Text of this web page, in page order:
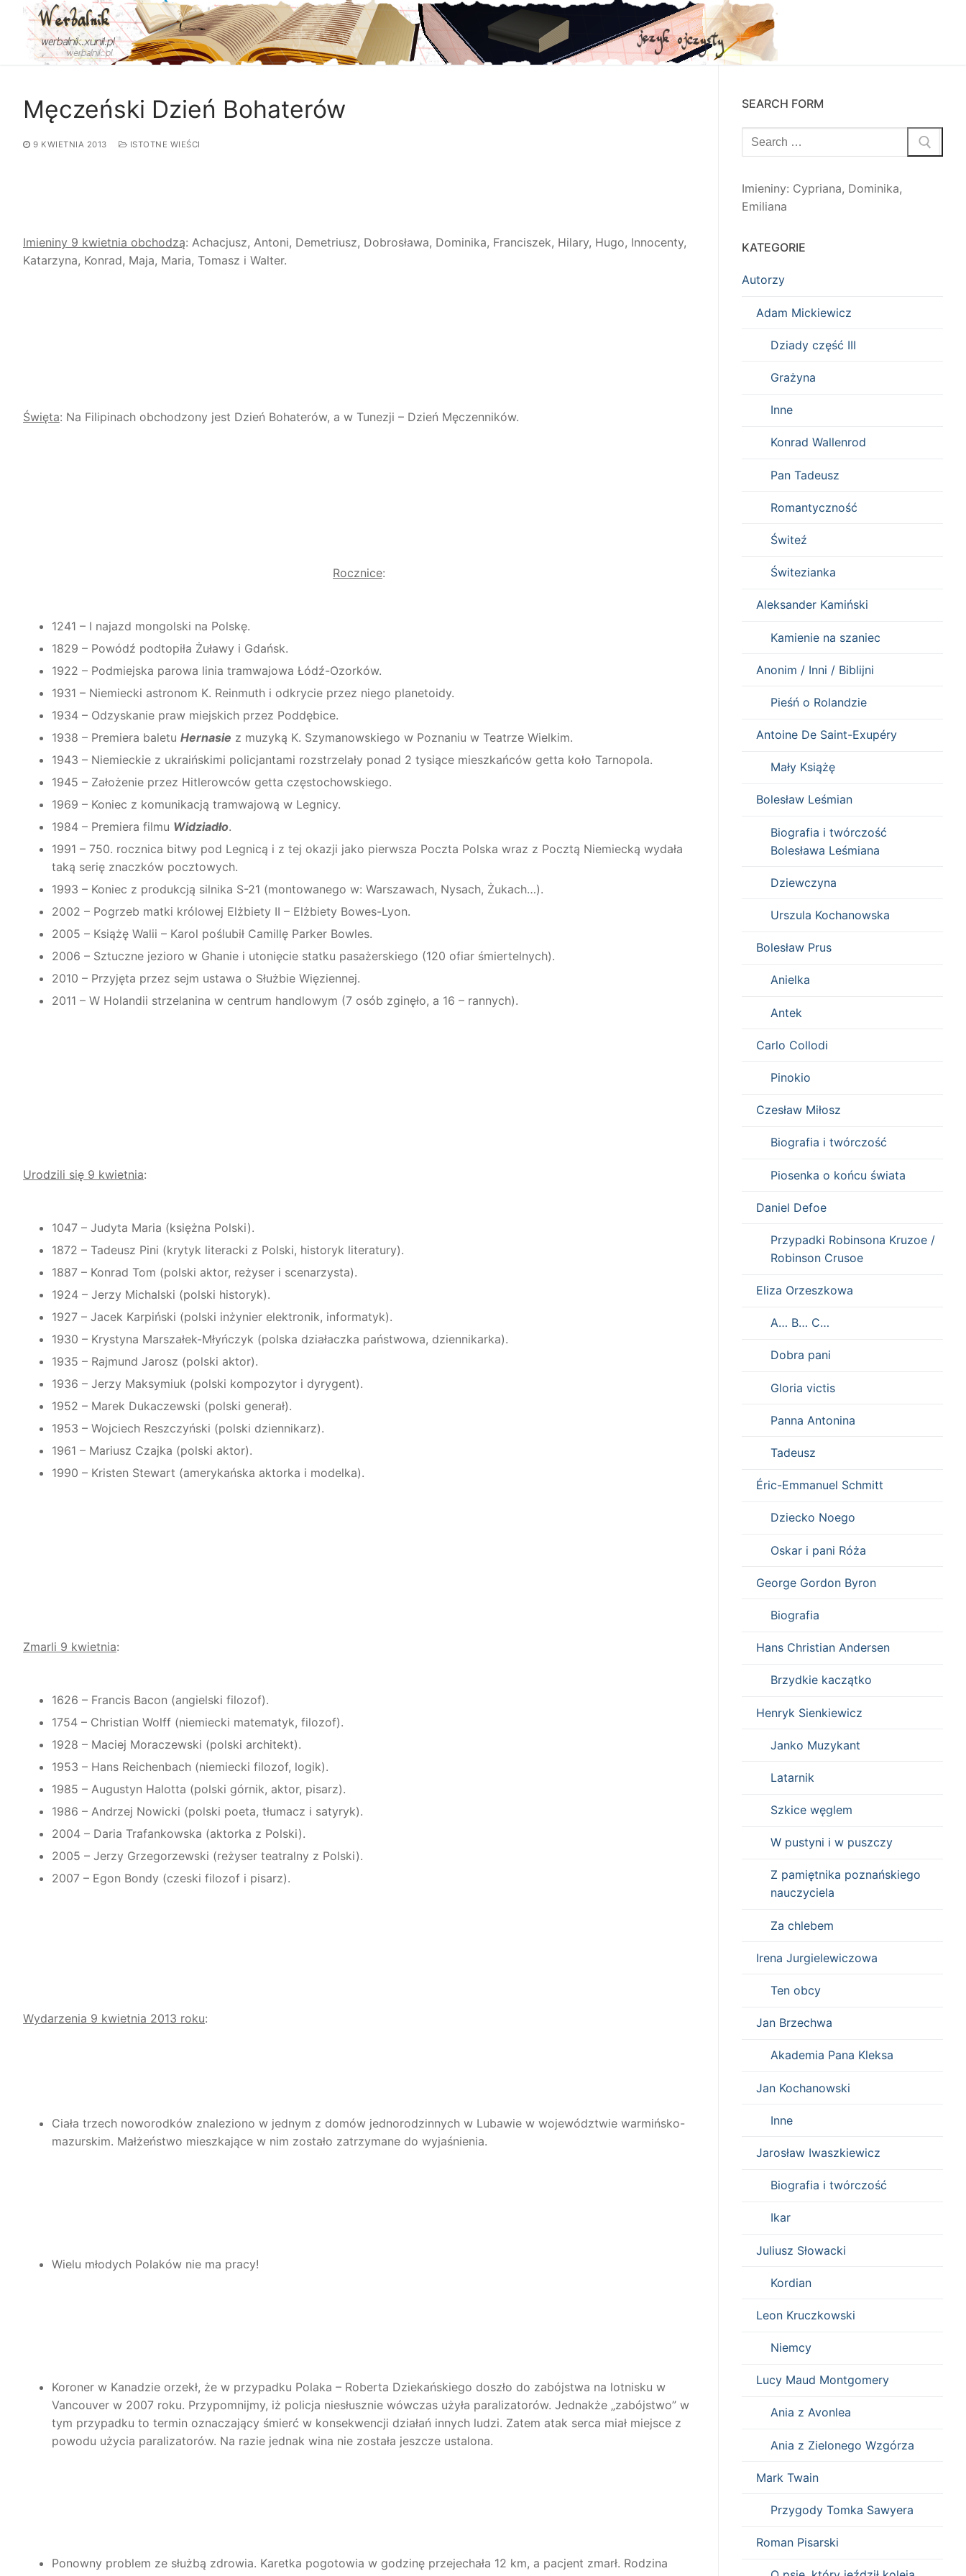
Przejdź
treści
Męczeński Dzień Bohaterów
9 KWIETNIA 2013 ISTOTNE WIEŚCI
Imieniny 9 kwietnia obchodzą: Achacjusz, Antoni, Demetriusz, Dobrosława, Dominika, Franciszek, Hilary, Hugo, Innocenty,
Katarzyna, Konrad, Maja, Maria, Tomasz i Walter.
Święta: Na Filipinach obchodzony jest Dzień Bohaterów, a w Tunezji – Dzień Męczenników.
Rocznice:
1241 – I najazd mongolski na Polskę.
1829 – Powódź podtopiła Żuławy i Gdańsk.
1922 – Podmiejska parowa linia tramwajowa Łódź-Ozorków.
1931 – Niemiecki astronom K. Reinmuth i odkrycie przez niego planetoidy.
1934 – Odzyskanie praw miejskich przez Poddębice.
1938 – Premiera baletu Hernasie z muzyką K. Szymanowskiego w Poznaniu w Teatrze Wielkim.
1943 – Niemieckie z ukraińskimi policjantami rozstrzelały ponad 2 tysiące mieszkańców getta koło Tarnopola.
1945 – Założenie przez Hitlerowców getta częstochowskiego.
1969 – Koniec z komunikacją tramwajową w Legnicy.
1984 – Premiera filmu Widziadło.
1991 – 750. rocznica bitwy pod Legnicą i z tej okazji jako pierwsza Poczta Polska wraz z Pocztą Niemiecką wydała
taką serię znaczków pocztowych.
1993 – Koniec z produkcją silnika S-21 (montowanego w: Warszawach, Nysach, Żukach…).
2002 – Pogrzeb matki królowej Elżbiety II – Elżbiety Bowes-Lyon.
2005 – Książę Walii – Karol poślubił Camillę Parker Bowles.
2006 – Sztuczne jezioro w Ghanie i utonięcie statku pasażerskiego (120 ofiar śmiertelnych).
2010 – Przyjęta przez sejm ustawa o Służbie Więziennej.
2011 – W Holandii strzelanina w centrum handlowym (7 osób zginęło, a 16 – rannych).
Urodzili się 9 kwietnia:
1047 – Judyta Maria (księżna Polski).
1872 – Tadeusz Pini (krytyk literacki z Polski, historyk literatury).
1887 – Konrad Tom (polski aktor, reżyser i scenarzysta).
1924 – Jerzy Michalski (polski historyk).
1927 – Jacek Karpiński (polski inżynier elektronik, informatyk).
1930 – Krystyna Marszałek-Młyńczyk (polska działaczka państwowa, dziennikarka).
1935 – Rajmund Jarosz (polski aktor).
1936 – Jerzy Maksymiuk (polski kompozytor i dyrygent).
1952 – Marek Dukaczewski (polski generał).
1953 – Wojciech Reszczyński (polski dziennikarz).
1961 – Mariusz Czajka (polski aktor).
1990 – Kristen Stewart (amerykańska aktorka i modelka).
Zmarli 9 kwietnia:
1626 – Francis Bacon (angielski filozof).
1754 – Christian Wolff (niemiecki matematyk, filozof).
1928 – Maciej Moraczewski (polski architekt).
1953 – Hans Reichenbach (niemiecki filozof, logik).
1985 – Augustyn Halotta (polski górnik, aktor, pisarz).
1986 – Andrzej Nowicki (polski poeta, tłumacz i satyryk).
2004 – Daria Trafankowska (aktorka z Polski).
2005 – Jerzy Grzegorzewski (reżyser teatralny z Polski).
2007 – Egon Bondy (czeski filozof i pisarz).
Wydarzenia 9 kwietnia 2013 roku:
Ciała trzech noworodków znaleziono w jednym z domów jednorodzinnych w Lubawie w województwie warmińsko-
mazurskim. Małżeństwo mieszkające w nim zostało zatrzymane do wyjaśnienia.
Wielu młodych Polaków nie ma pracy!
Koroner w Kanadzie orzekł, że w przypadku Polaka – Roberta Dziekańskiego doszło do zabójstwa na lotnisku w
Vancouver w 2007 roku. Przypomnijmy, iż policja niesłusznie wówczas użyła paralizatorów. Jednakże „zabójstwo” w
tym przypadku to termin oznaczający śmierć w konsekwencji działań innych ludzi. Zatem atak serca miał miejsce z
powodu użycia paralizatorów. Na razie jednak wina nie została jeszcze ustalona.
Ponowny problem ze służbą zdrowia. Karetka pogotowia w godzinę przejechała 12 km, a pacjent zmarł. Rodzina
SEARCH FORM
Szukaj:
Imieniny: Cypriana, Dominika,
Emiliana
KATEGORIE
Autorzy
Adam Mickiewicz
Dziady część III
Grażyna
Inne
Konrad Wallenrod
Pan Tadeusz
Romantyczność
Świteź
Świtezianka
Aleksander Kamiński
Kamienie na szaniec
Anonim / Inni / Biblijni
Pieśń o Rolandzie
Antoine De Saint-Exupéry
Mały Książę
Bolesław Leśmian
Biografia i twórczość
Bolesława Leśmiana
Dziewczyna
Urszula Kochanowska
Bolesław Prus
Anielka
Antek
Carlo Collodi
Pinokio
Czesław Miłosz
Biografia i twórczość
Piosenka o końcu świata
Daniel Defoe
Przypadki Robinsona Kruzoe /
Robinson Crusoe
Eliza Orzeszkowa
A… B… C…
Dobra pani
Gloria victis
Panna Antonina
Tadeusz
Éric-Emmanuel Schmitt
Dziecko Noego
Oskar i pani Róża
George Gordon Byron
Biografia
Hans Christian Andersen
Brzydkie kaczątko
Henryk Sienkiewicz
Janko Muzykant
Latarnik
Szkice węglem
W pustyni i w puszczy
Z pamiętnika poznańskiego
nauczyciela
Za chlebem
Irena Jurgielewiczowa
Ten obcy
Jan Brzechwa
Akademia Pana Kleksa
Jan Kochanowski
Inne
Jarosław Iwaszkiewicz
Biografia i twórczość
Ikar
Juliusz Słowacki
Kordian
Leon Kruczkowski
Niemcy
Lucy Maud Montgomery
Ania z Avonlea
Ania z Zielonego Wzgórza
Mark Twain
Przygody Tomka Sawyera
Roman Pisarski